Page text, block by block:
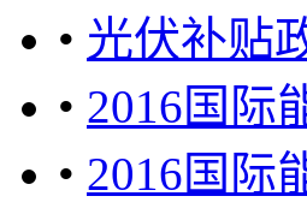
• 光伏补贴
• 2016国际
• 2016国际